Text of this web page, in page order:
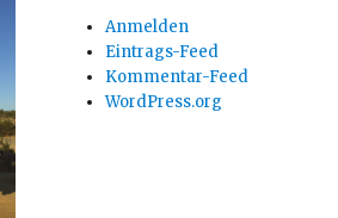
Anmelden
Eintrags-Feed
Kommentar-Feed
WordPress.org